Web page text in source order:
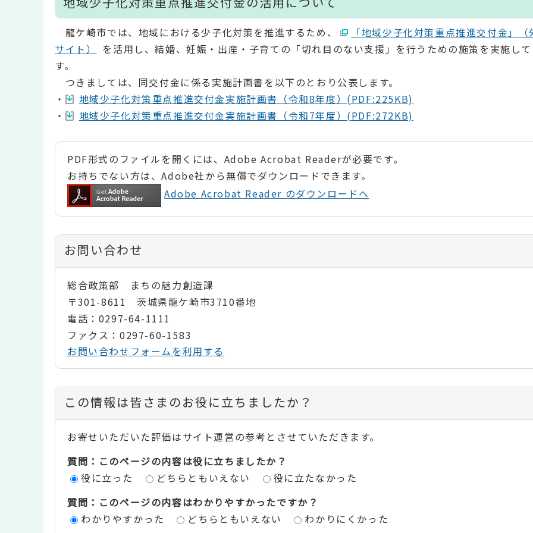
龍ケ崎市では、地域における少子化対策を推進するため、
「地域少子化対策重点推進交付金」（
サイト）
を活用し、結婚、妊娠・出産・子育ての「切れ目のない支援」を行うための施策を実施して
す。
つきましては、同交付金に係る実施計画書を以下のとおり公表します。
・
地域少子化対策重点推進交付金実施計画書（令和8年度）(PDF:225KB)
・
地域少子化対策重点推進交付金実施計画書（令和7年度）(PDF:272KB)
PDF形式のファイルを開くには、Adobe Acrobat Readerが必要です。
お持ちでない方は、Adobe社から無償でダウンロードできます。
Adobe Acrobat Reader のダウンロードへ
お問い合わせ
総合政策部 まちの魅力創造課
〒301-8611 茨城県龍ケ崎市3710番地
電話：0297-64-1111
ファクス：0297-60-1583
お問い合わせフォームを利用する
コ
ン
テ
ン
評
この情報は皆さまのお役に立ちましたか？
お寄せいただいた評価はサイト運営の参考とさせていただきます。
質問：このページの内容は役に立ちましたか？
役に立った
どちらともいえない
役に立たなかった
質問：このページの内容はわかりやすかったですか？
わかりやすかった
どちらともいえない わかりにくかった